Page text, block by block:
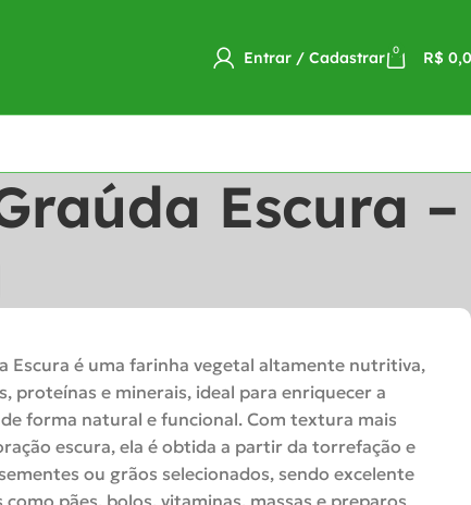
Entrar / Cadastrar 0 R$
Escura –
Escura é uma farinha vegetal altamente nutritiva,
proteínas e minerais, ideal para enriquecer a
de forma natural e funcional. Com textura mais
escura, ela é obtida a partir da torrefação e
sementes ou grãos selecionados, sendo excelente
como pães, bolos, vitaminas, massas e preparos